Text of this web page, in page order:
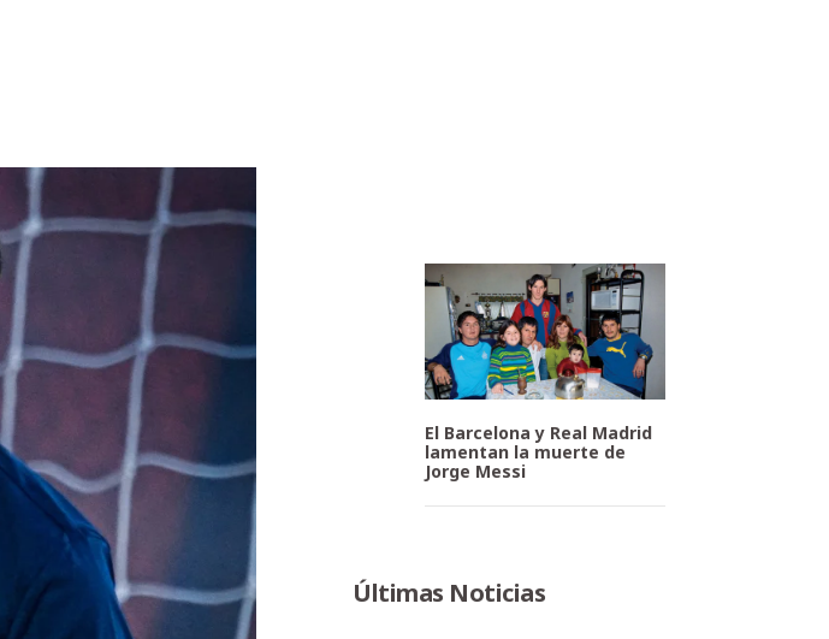
El Barcelona y Real Madrid
lamentan la muerte de
Jorge Messi
Últimas Noticias